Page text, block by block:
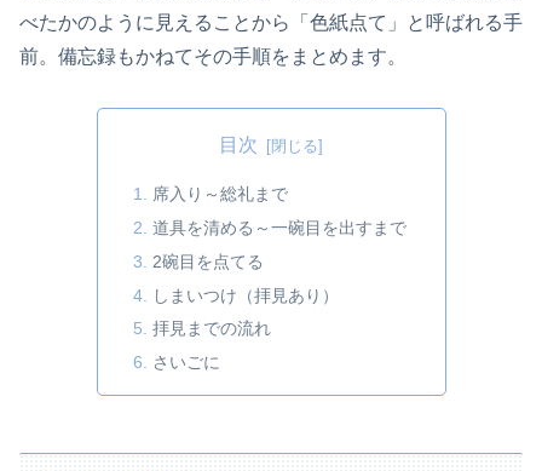
べたかのように見えることから「色紙点て」と呼ばれる手
前。備忘録もかねてその手順をまとめます。
目次
席入り～総礼まで
道具を清める～一碗目を出すまで
2碗目を点てる
しまいつけ（拝見あり）
拝見までの流れ
さいごに